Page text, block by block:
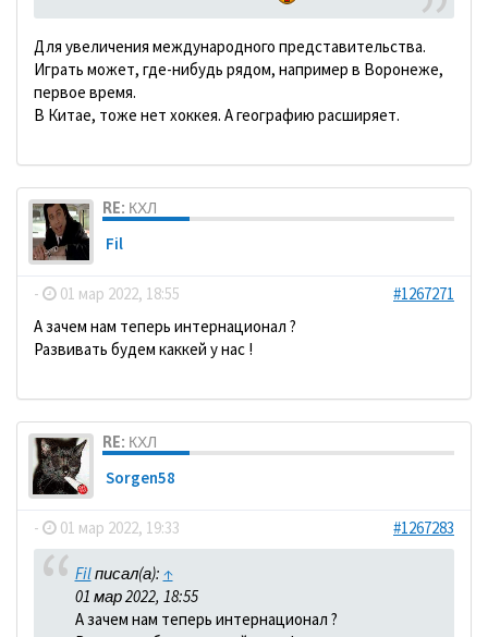
Для увеличения международного представительства.
Играть может, где-нибудь рядом, например в Воронеже,
первое время.
В Китае, тоже нет хоккея. А географию расширяет.
RE: КХЛ
Fil
- 01 мар 2022, 18:55
#1267271
А зачем нам теперь интернационал ?
Развивать будем каккей у нас !
RE: КХЛ
Sorgen58
- 01 мар 2022, 19:33 #1267283
Filписал(а): ↑
01 мар 2022, 18:55
А зачем нам теперь интернационал ?